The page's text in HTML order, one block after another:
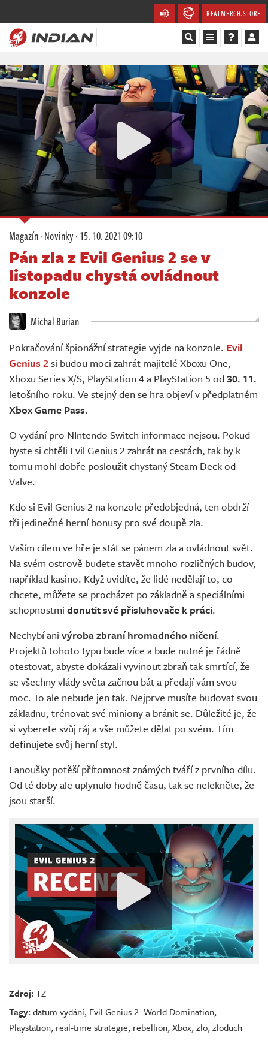
REALMERCH.STORE
Magazín
Recenze
Videa
Soutěže
Databáze
Komunita
Redakce
Živě
Magazín·Novinky·15. 10. 2021 09:10
Pán zla z Evil Genius 2 se v
listopadu chystá ovládnout
konzole
Michal Burian
Pokračování špionážní strategie vyjde na konzole. Evil
Genius 2si budou moci zahrát majitelé Xboxu One,
Xboxu Series X/S, PlayStation 4 a PlayStation 5 od30. 11.
letošního roku. Ve stejný den se hra objeví v předplatném
Xbox Game Pass.
O vydání pro NIntendo Switch informace nejsou. Pokud
byste si chtěli Evil Genius 2 zahrát na cestách, tak by k
tomu mohl dobře posloužit chystaný Steam Deck od
Valve.
Kdo si Evil Genius 2 na konzole předobjedná, ten obdrží
tři jedinečné herní bonusy pro své doupě zla.
Vaším cílem ve hře je stát se pánem zla a ovládnout svět.
Na svém ostrově budete stavět mnoho rozličných budov,
například kasino. Když uvidíte, že lidé nedělají to, co
chcete, můžete se procházet po základně a speciálními
schopnostmi donutit své přisluhovače k práci.
Nechybí ani výroba zbraní hromadného ničení.
Projektů tohoto typu bude více a bude nutné je řádně
otestovat, abyste dokázali vyvinout zbraň tak smrtící, že
se všechny vlády světa začnou bát a předají vám svou
moc. To ale nebude jen tak. Nejprve musíte budovat svou
základnu, trénovat své miniony a bránit se. Důležité je, že
si vyberete svůj ráj a vše můžete dělat po svém. Tím
definujete svůj herní styl.
Fanoušky potěší přítomnost známých tváří z prvního dílu.
Od té doby ale uplynulo hodně času, tak se nelekněte, že
jsou starší.
Zdroj:TZ
Tagy:datum vydání, Evil Genius 2: World Domination,
Playstation, real-time strategie, rebellion,Xbox,zlo,zloduch